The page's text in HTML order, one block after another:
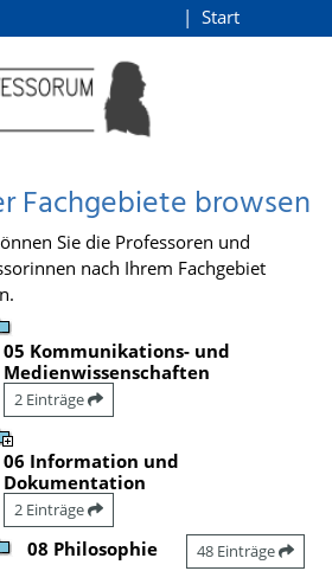
Start
Fachgebiete browsen
Sie die Professoren und
nach Ihrem Fachgebiet
05 Kommunikations- und
Medienwissenschaften
2 Einträge
06 Information und
Dokumentation
2 Einträge
08 Philosophie 48 Einträge